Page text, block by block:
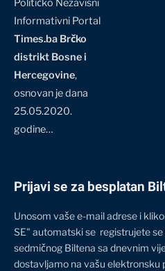
Političko Nezavisni
Informativni Portal
Times.ba Brčko
distrikt Bosne i
Hercegovine,
osnovan je dana
25.05.2020.
godine…
Prijavi se za besplatan
Unosom vaše e-mail adrese i
SE" automatski se registrujete
sedmičnog Biltena sa dnevnim
dostavljamo na vašu elektronsku